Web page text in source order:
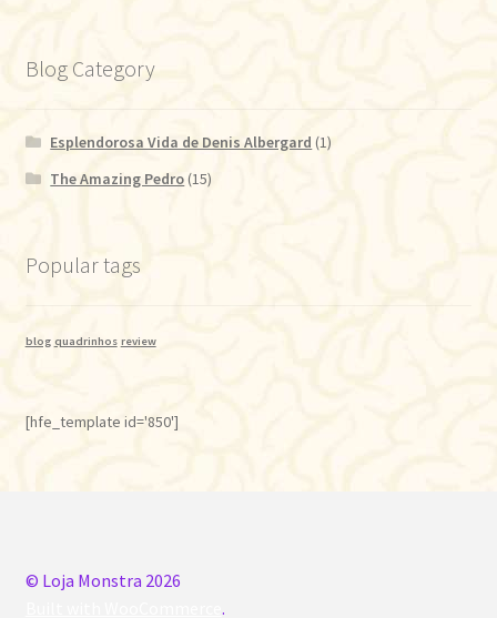
Blog Category
Esplendorosa Vida de Denis Albergard (1)
The Amazing Pedro (15)
Popular tags
blog quadrinhos review
[hfe_template id='850']
© Loja Monstra 2026
.